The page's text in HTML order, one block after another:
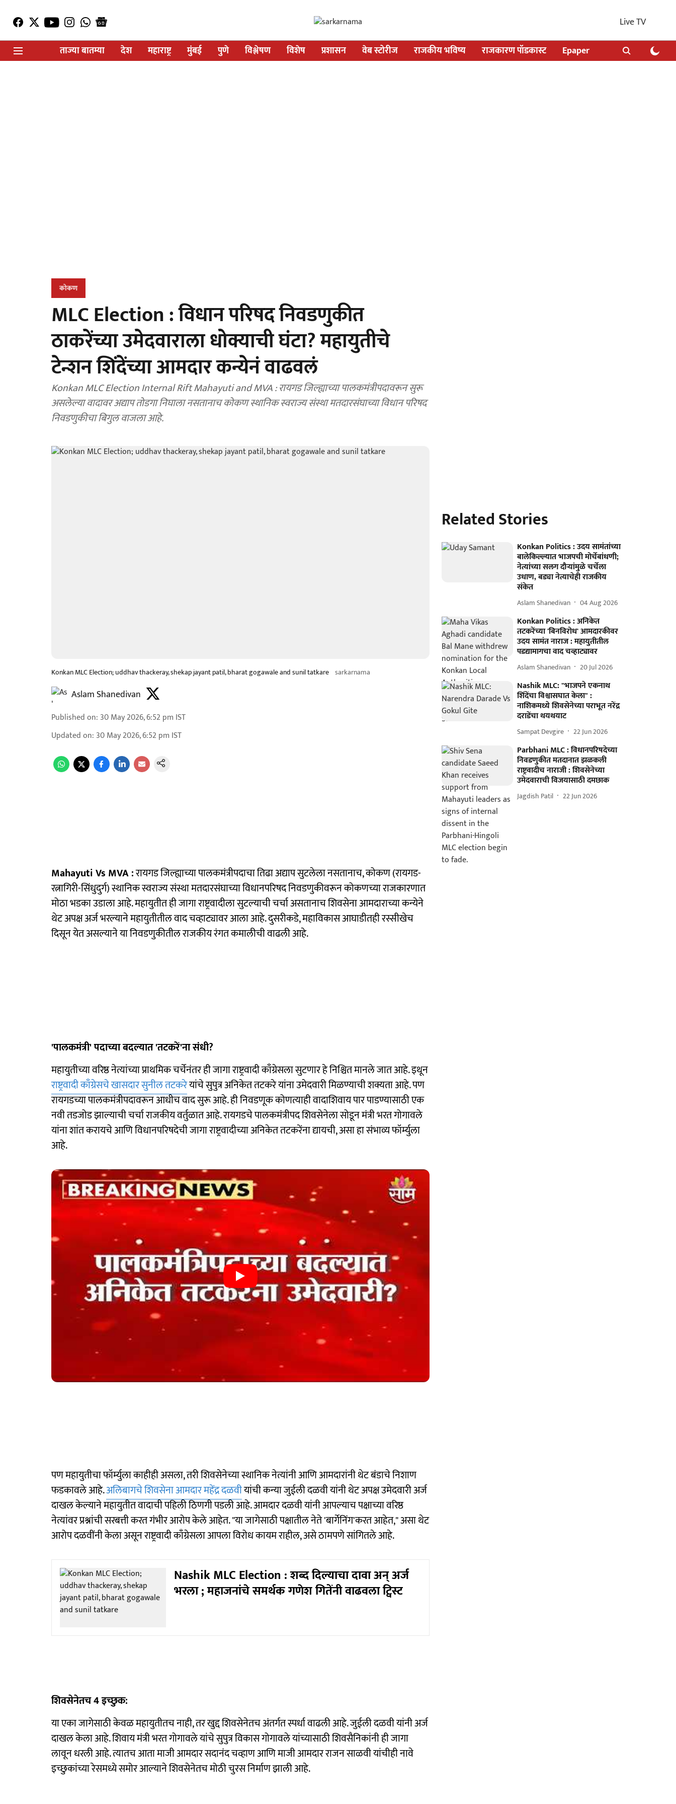
Live TV
ताज्या बातम्या
देश महाराष्ट्र मुंबई पुणे विश्लेषण विशेष प्रशासन वेब स्टोरीज राजकीय भविष्य राजकारण पॉडकास्ट Epaper
कोकण
MLC Election : विधान परिषद निवडणुकीत
ठाकरेंच्या उमेदवाराला धोक्याची घंटा? महायुतीचे
टेन्शन शिंदेंच्या आमदार कन्येनं वाढवलं
Konkan MLC Election Internal Rift Mahayuti and MVA : रायगड जिल्ह्याच्या पालकमंत्रीपदावरून सुरू
असलेल्या वादावर अद्याप तोडगा निघाला नसतानाच कोकण स्थानिक स्वराज्य संस्था मतदारसंघाच्या विधान परिषद
निवडणुकीचा बिगुल वाजला आहे.
Konkan MLC Election; uddhav thackeray, shekap jayant patil, bharat gogawale and sunil tatkare sarkarnama
Aslam Shanedivan
Published on: 30 May 2026, 6:52 pm IST
Updated on: 30 May 2026, 6:52 pm IST
Mahayuti Vs MVA :रायगड जिल्ह्याच्या पालकमंत्रीपदाचा तिढा अद्याप सुटलेला नसतानाच, कोकण (रायगड-
रत्नागिरी-सिंधुदुर्ग) स्थानिक स्वराज्य संस्था मतदारसंघाच्या विधानपरिषद निवडणुकीवरून कोकणच्या राजकारणात
मोठा भडका उडाला आहे. महायुतीत ही जागा राष्ट्रवादीला सुटल्याची चर्चा असतानाच शिवसेना आमदाराच्या कन्येने
थेट अपक्ष अर्ज भरल्याने महायुतीतील वाद चव्हाट्यावर आला आहे. दुसरीकडे, महाविकास आघाडीतही रस्सीखेच
दिसून येत असल्याने या निवडणुकीतील राजकीय रंगत कमालीची वाढली आहे.
'पालकमंत्री' पदाच्या बदल्यात 'तटकरें'ना संधी?
महायुतीच्या वरिष्ठ नेत्यांच्या प्राथमिक चर्चेनंतर ही जागा राष्ट्रवादी काँग्रेसला सुटणार हे निश्चित मानले जात आहे. इथून
राष्ट्रवादी काँग्रेसचे खासदार सुनील तटकरेयांचे सुपुत्र अनिकेत तटकरे यांना उमेदवारी मिळण्याची शक्यता आहे. पण
रायगडच्या पालकमंत्रीपदावरून आधीच वाद सुरू आहे. ही निवडणूक कोणत्याही वादाशिवाय पार पाडण्यासाठी एक
नवी तडजोड झाल्याची चर्चा राजकीय वर्तुळात आहे. रायगडचे पालकमंत्रीपद शिवसेनेला सोडून मंत्री भरत गोगावले
यांना शांत करायचे आणि विधानपरिषदेची जागा राष्ट्रवादीच्या अनिकेत तटकरेंना द्यायची, असा हा संभाव्य फॉर्म्युला
आहे.
पण महायुतीचा फॉर्म्युला काहीही असला, तरी शिवसेनेच्या स्थानिक नेत्यांनी आणि आमदारांनी थेट बंडाचे निशाण
फडकावले आहे.अलिबागचे शिवसेना आमदार महेंद्र दळवीयांची कन्या जुईली दळवी यांनी थेट अपक्ष उमेदवारी अर्ज
दाखल केल्याने महायुतीत वादाची पहिली ठिणगी पडली आहे. आमदार दळवी यांनी आपल्याच पक्षाच्या वरिष्ठ
नेत्यांवर प्रश्नांची सरबत्ती करत गंभीर आरोप केले आहेत. "या जागेसाठी पक्षातील नेते 'बार्गेनिंग'करत आहेत," असा थेट
आरोप दळवींनी केला असून राष्ट्रवादी काँग्रेसला आपला विरोध कायम राहील, असे ठामपणे सांगितले आहे.
Nashik MLC Election : शब्द दिल्याचा दावा अन् अर्ज
भरला ; महाजनांचे समर्थक गणेश गितेंनी वाढवला ट्विस्ट
शिवसेनेतच 4 इच्छुक:
या एका जागेसाठी केवळ महायुतीतच नाही, तर खुद्द शिवसेनेतच अंतर्गत स्पर्धा वाढली आहे. जुईली दळवी यांनी अर्ज
दाखल केला आहे. शिवाय मंत्री भरत गोगावले यांचे सुपुत्र विकास गोगावले यांच्यासाठी शिवसैनिकांनी ही जागा
लावून धरली आहे. त्यातच आता माजी आमदार सदानंद चव्हाण आणि माजी आमदार राजन साळवी यांचीही नावे
इच्छुकांच्या रेसमध्ये समोर आल्याने शिवसेनेतच मोठी चुरस निर्माण झाली आहे.
Related Stories
Konkan Politics : उदय सामंतांच्या
बालेकिल्ल्यात भाजपची मोर्चेबांधणी;
नेत्यांच्या सलग दौऱ्यांमुळे चर्चेला
उधाण, बड्या नेत्याचेही राजकीय
संकेत
Aslam Shanedivan 04 Aug 2026
Konkan Politics : अनिकेत
तटकरेंच्या 'बिनविरोध' आमदारकीवर
उदय सामंत नाराज : महायुतीतील
पडद्यामागचा वाद चव्हाट्यावर
Aslam Shanedivan 20 Jul 2026
Nashik MLC: "भाजपने एकनाथ
शिंदेंचा विश्वासघात केला" :
नाशिकमध्ये शिवसेनेच्या पराभूत नरेंद्र
दराडेंचा थयथयाट
Sampat Devgire 22 Jun 2026
Parbhani MLC : विधानपरिषदेच्या
निवडणुकीत मतदानात झळकली
राष्ट्रवादीच नाराजी : शिवसेनेच्या
उमेदवाराची विजयासाठी दमछाक
Jagdish Patil 22 Jun 2026